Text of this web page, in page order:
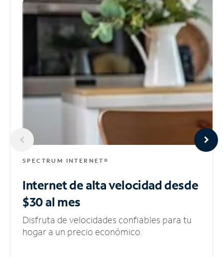
SPECTRUM INTERNET®
Internet de alta velocidaddesde
$30 al mes
Disfruta de velocidades confiables para tu
hogar a un precio económico.